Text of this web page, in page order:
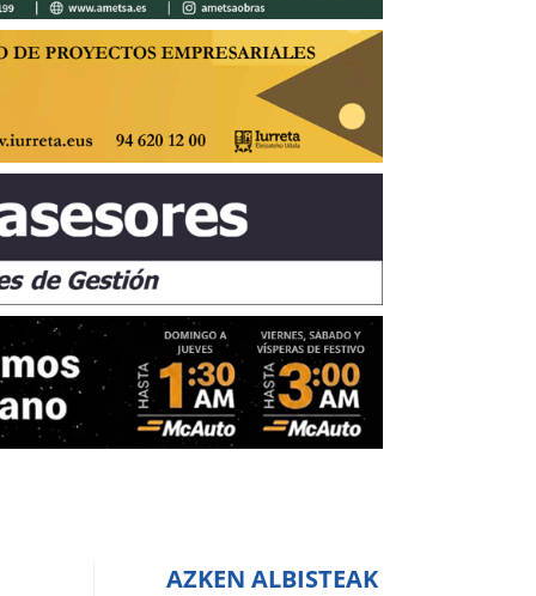
AZKEN ALBISTEAK